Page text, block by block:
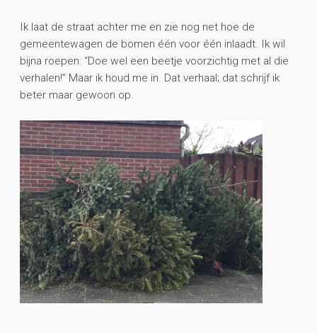
Ik laat de straat achter me en zie nog net hoe de
gemeentewagen de bomen één voor één inlaadt. Ik wil
bijna roepen: “Doe wel een beetje voorzichtig met al die
verhalen!” Maar ik houd me in. Dat verhaal; dat schrijf ik
beter maar gewoon op.